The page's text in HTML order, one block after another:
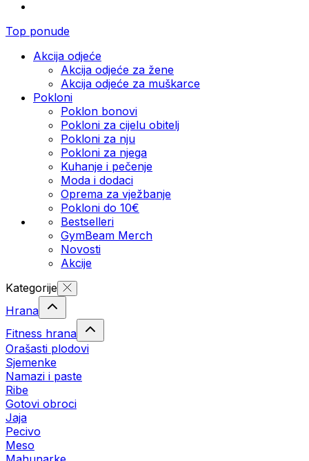
Top ponude
Akcija odjeće
Akcija odjeće za žene
Akcija odjeće za muškarce
Pokloni
Poklon bonovi
Pokloni za cijelu obitelj
Pokloni za nju
Pokloni za njega
Kuhanje i pečenje
Moda i dodaci
Oprema za vježbanje
Pokloni do 10€
Bestselleri
GymBeam Merch
Novosti
Akcije
Kategorije
Hrana
Fitness hrana
Orašasti plodovi
Sjemenke
Namazi i paste
Ribe
Gotovi obroci
Jaja
Pecivo
Meso